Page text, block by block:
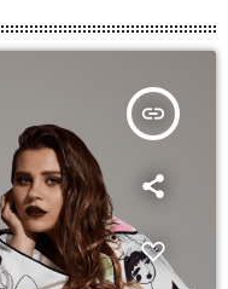
insert_link